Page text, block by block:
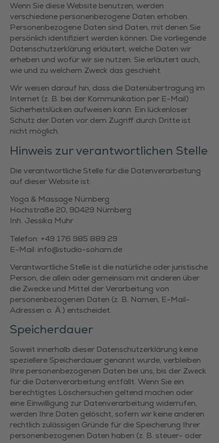
Wenn Sie diese Website benutzen, werden
verschiedene personenbezogene Daten erhoben.
Personenbezogene Daten sind Daten, mit denen Sie
persönlich identifiziert werden können. Die vorliegende
Datenschutzerklärung erläutert, welche Daten wir
erheben und wofür wir sie nutzen. Sie erläutert auch,
wie und zu welchem Zweck das geschieht.
Wir weisen darauf hin, dass die Datenübertragung im
Internet (z. B. bei der Kommunikation per E-Mail)
Sicherheitslücken aufweisen kann. Ein lückenloser
Schutz der Daten vor dem Zugriff durch Dritte ist
nicht möglich.
Hinweis zur verantwortlichen Stelle
Die verantwortliche Stelle für die Datenverarbeitung
auf dieser Website ist:
Yoga & Massage Nürnberg
Hochstraße 20, 90429 Nürnberg
Inh. Jessika Muhr
Telefon: +49 176 985 889 29
E-Mail: info@studio-soham.de
Verantwortliche Stelle ist die natürliche oder juristische
Person, die allein oder gemeinsam mit anderen über
die Zwecke und Mittel der Verarbeitung von
personenbezogenen Daten (z. B. Namen, E-Mail-
Adressen o. Ä.) entscheidet.
Speicherdauer
Soweit innerhalb dieser Datenschutzerklärung keine
speziellere Speicherdauer genannt wurde, verbleiben
Ihre personenbezogenen Daten bei uns, bis der Zweck
für die Datenverarbeitung entfällt. Wenn Sie ein
berechtigtes Löschersuchen geltend machen oder
eine Einwilligung zur Datenverarbeitung widerrufen,
werden Ihre Daten gelöscht, sofern wir keine anderen
rechtlich zulässigen Gründe für die Speicherung Ihrer
personenbezogenen Daten haben (z. B. steuer- oder